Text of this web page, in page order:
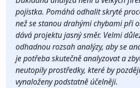
pojistka. Pomáhá odhalit skryté
než se stanou drahými chybami při
dává projektu jasný směr. Velmi
odhadnou rozsah analýzy, aby se
je potřeba skutečně analyzovat a
neutopily prostředky, které by
vynaloženy podstatně účelněji.